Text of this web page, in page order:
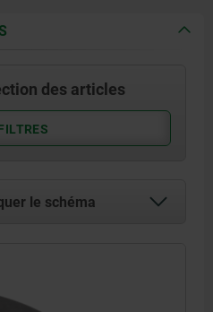
des articles
le schéma